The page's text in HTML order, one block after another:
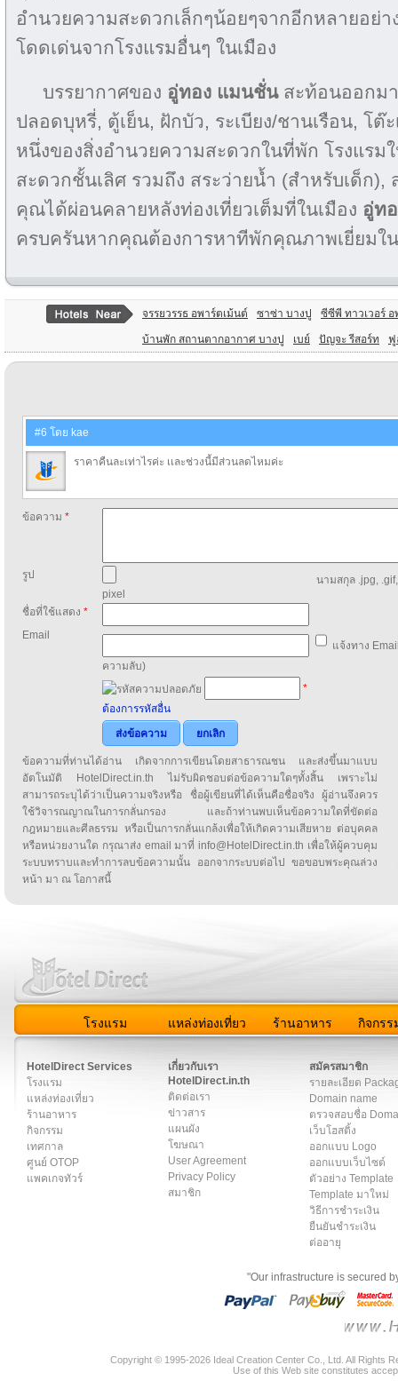
อำนวยความสะดวกเล็กๆน้อยๆจากอีกหลายอย่
โดดเด่นจากโรงแรมอื่นๆ ในเมือง
บรรยากาศของ อู่ทอง แมนชั่นสะท้อนออกม
ปลอดบุหรี่, ตู้เย็น, ฝักบัว, ระเบียง/ชานเรือน, โต๊
หนึ่งของสิ่งอำนวยความสะดวกในที่พัก โรงแรม
สะดวกชั้นเลิศ รวมถึง สระว่ายน้ำ (สำหรับเด็ก),
คุณได้ผ่อนคลายหลังท่องเที่ยวเต็มที่ในเมือง อู่ท
ครบครันหากคุณต้องการหาทีพักคุณภาพเยี่ยมใ
จรรยวรรธ อพาร์ตเม้นต์ ซาซ่า บางปู ซีซีพี ทาวเวอร์
บ้านพัก สถานตากอากาศ บางปู เบย์ ปัญจะ รีสอร์ท ฟู
#6 โดย kae
ราคาคืนละเท่าไรค่ะ เเละช่วงนี้มีส่วนลดไหมค่ะ
ข้อความ *
รูป
นามสกุล .jpg,
pixel
ชื่อที่ใช้แสดง *
Email
แจ้งทาง
ความลับ)
*
ต้องการรหัสอื่น
ส่งข้อความ
ยกเลิก
ข้อความที่ท่านได้อ่าน เกิดจากการเขียนโดยสาธารณชน และส่งขึ้นมาแบบ
อัตโนมัติ HotelDirect.in.th ไม่รับผิดชอบต่อข้อความใดๆทั้งสิ้น เพราะไม่
สามารถระบุได้ว่าเป็นความจริงหรือ ชื่อผู้เขียนที่ได้เห็นคือชื่อจริง ผู้อ่านจึงควร
ใช้วิจารณญาณในการกลั่นกรอง และถ้าท่านพบเห็นข้อความใดที่ขัดต่อ
กฎหมายและศีลธรรม หรือเป็นการกลั่นแกล้งเพื่อให้เกิดความเสียหาย ต่อบุคคล
หรือหน่วยงานใด กรุณาส่ง email มาที่ info@HotelDirect.in.th เพื่อให้ผู้ควบคุม
ระบบทราบและทำการลบข้อความนั้น ออกจากระบบต่อไป ขอขอบพระคุณล่วง
หน้า มา ณ โอกาสนี้
โรงแรม แหล่งท่องเที่ยว ร้านอาหาร กิจกรร
HotelDirect Services
โรงแรม
แหล่งท่องเที่ยว
ร้านอาหาร
กิจกรรม
เทศกาล
ศูนย์ OTOP
แพคเกจทัวร์
เกี่ยวกับเรา
HotelDirect.in.th
ติดต่อเรา
ข่าวสาร
แผนผัง
โฆษณา
User Agreement
Privacy Policy
สมาชิก
สมัครสมาชิก
รายละเอียด
Domain name
ตรวจสอบชื่อ
เว็บโฮสติ้ง
ออกแบบ Logo
ออกแบบเว็บไซต์
ตัวอย่าง Template
Template มาใหม่
วิธีการชำระเงิน
ยืนยันชำระเงิน
ต่ออายุ
"Our infrastructure is secured
Copyright © 1995-2026 Ideal Creation Center Co., Ltd. All Rights
Use of this Web site constitutes